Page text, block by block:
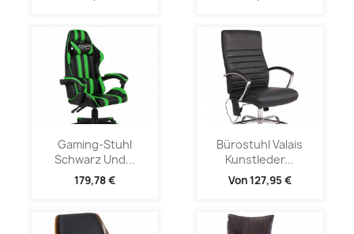
Gaming-Stuhl
Schwarz Und...
179,78 €
Bürostuhl Valais
Kunstleder...
Von127,95 €